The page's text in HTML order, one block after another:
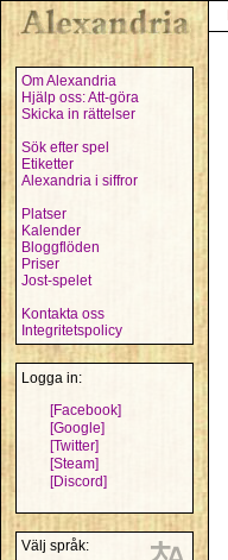
Om Alexandria
Hjälp oss: Att-göra
Skicka in rättelser
Sök efter spel
Etiketter
Alexandria i siffror
Platser
Kalender
Bloggflöden
Priser
Jost-spelet
Kontakta oss
Integritetspolicy
Logga in:
[Facebook]
[Google]
[Twitter]
[Steam]
[Discord]
Välj språk: